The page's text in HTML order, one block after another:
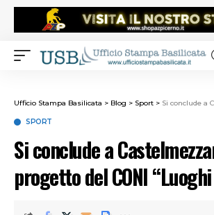
Ufficio Stampa Basilicata > Blog > Sport > Si conclude a
SPORT
Si conclude a
progetto del CONI